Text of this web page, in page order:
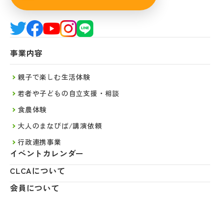
事業内容
親子で楽しむ生活体験
若者や子どもの自立支援・相談
食農体験
大人のまなびば/講演依頼
行政連携事業
イベントカレンダー
CLCAについて
会員について